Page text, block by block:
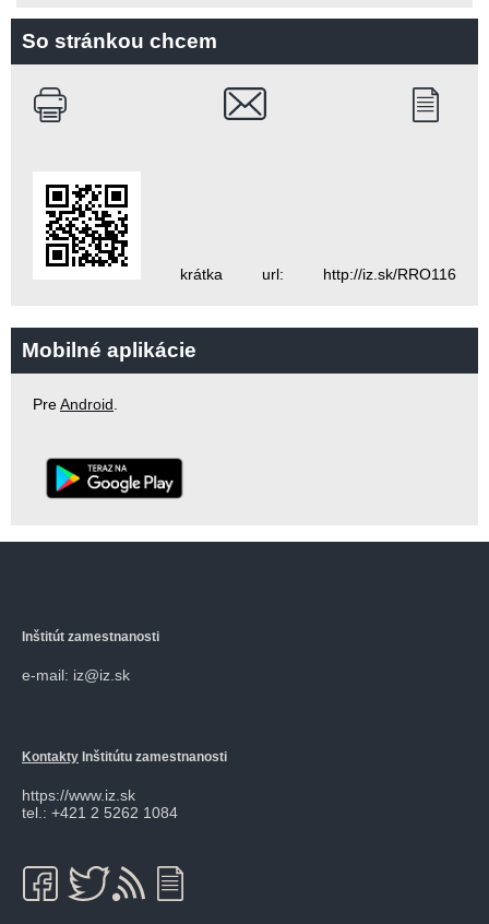
So stránkou chcem
krátka url: http://iz.sk/RRO116
Mobilné aplikácie
PreAndroid.
Inštitút zamestnanosti
e-mail: iz@iz.sk
Kontakty Inštitútu zamestnanosti
https://www.iz.sk
tel.: +421 2 5262 1084